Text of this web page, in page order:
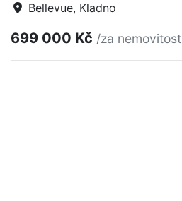
Bellevue, Kladno
699 000 Kč /za nemovitost